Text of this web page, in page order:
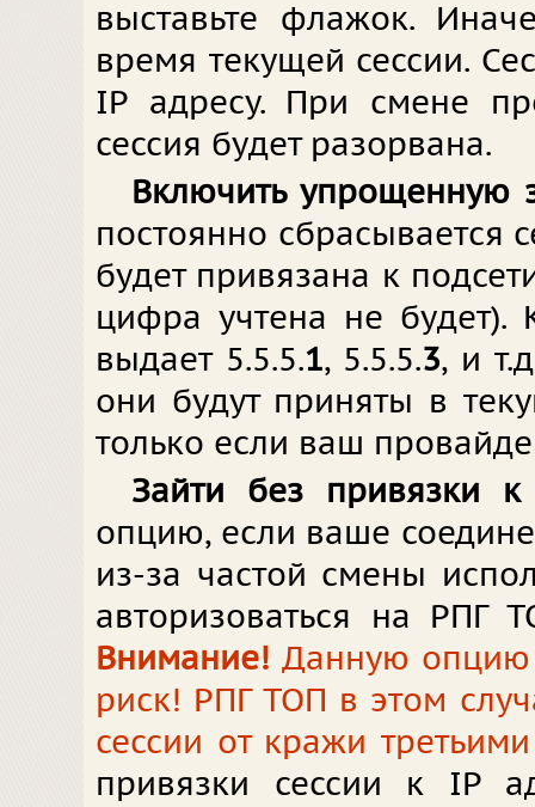
выставьте флажок.
время текущей сессии.
IP адресу. При смене
сессия будет разорвана.
Включить упрощенную
постоянно сбрасывается
будет привязана к
цифра учтена не
выдает 5.5.5.1, 5.5.5.3, и
они будут приняты в
только если ваш
Зайти без привязки
опцию, если ваше
из-за частой смены
авторизоваться на РПГ
Внимание! Данную опцию
риск! РПГ ТОП в этом
сессии от кражи
привязки сессии к IP